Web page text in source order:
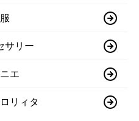
服
サリー
エ
リィタ